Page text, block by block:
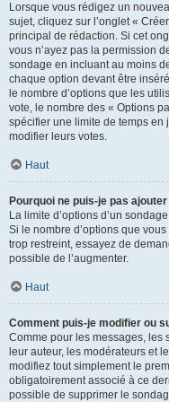
Lorsque vous rédigez un
sujet, cliquez sur l’onglet «
principal de rédaction. Si cet
vous n’ayez pas la permission
sondage en incluant au moins
chaque option devant être
le nombre d’options que les
vote, le nombre des « Options
spécifier une limite de temps en
modifier leurs votes.
Haut
Pourquoi ne puis-je pas
La limite d’options d’un
Si le nombre d’options que
trop restreint, essayez de
possible de l’augmenter.
Haut
Comment puis-je modifier ou
Comme pour les messages, les
leur auteur, les modérateurs et
modifiez tout simplement le
obligatoirement associé à ce
possible de supprimer le